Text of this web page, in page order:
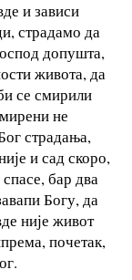
и зависи
страдамо да
допушта,
живота, да
се смирили
не
страдања,
и сад скоро,
бар два
Богу, да
није живот
почетак,